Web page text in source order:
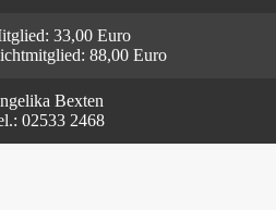
33,00 Euro
88,00 Euro
Bexten
02533 2468